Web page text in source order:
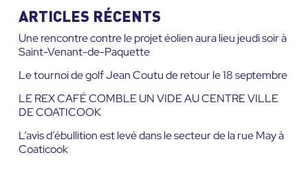
site
:
ARTICLES RÉCENTS
Une rencontre contre le projet éolien aura lieu jeudi soir à
Saint-Venant-de-Paquette
Le tournoi de golf Jean Coutu de retour le 18 septembre
LE REX CAFÉ COMBLE UN VIDE AU CENTRE VILLE
DE COATICOOK
L’avis d’ébullition est levé dans le secteur de la rue May à
Coaticook